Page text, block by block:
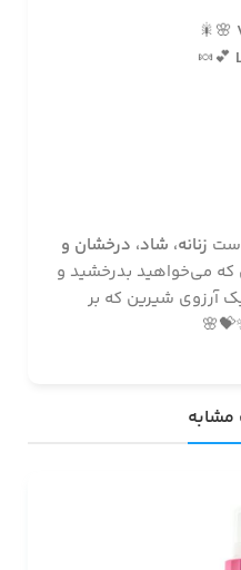
🌸🎇
💕🍬
زنانه، شاد، درخشان و
که می‌خواهید بدرخشید و
آرزوی شیرین که بر